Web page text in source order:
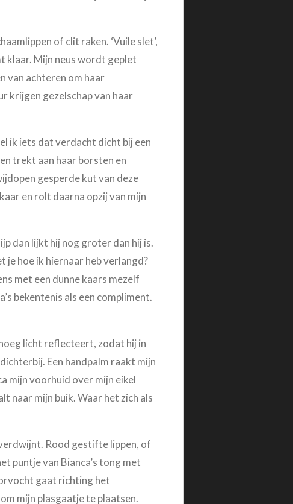
of clit raken. ‘Vuile slet’,
klaar. Mijn neus wordt geplet
van achteren om haar
krijgen gezelschap van haar
ik iets dat verdacht dicht bij een
trekt aan haar borsten en
gesperde kut van deze
en rolt daarna opzij van mijn
dan lijkt hij nog groter dan hij is.
je hoe ik hiernaar heb verlangd?
met een dunne kaars mezelf
bekentenis als een compliment.
licht reflecteert, zodat hij in
Een handpalm raakt mijn
mijn voorhuid over mijn eikel
naar mijn buik. Waar het zich als
Rood gestifte lippen, of
puntje van Bianca’s tong met
gaat richting het
mijn plasgaatje te plaatsen.